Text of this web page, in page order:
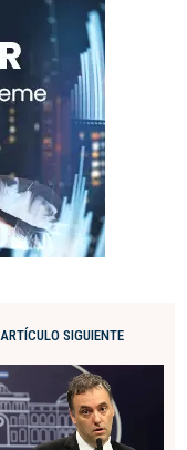
ARTÍCULO SIGUIENTE